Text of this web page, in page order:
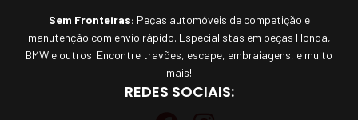
Sem Fronteiras: Peças automóveis de competição e
manutenção com envio rápido. Especialistas em peças Honda,
BMW e outros. Encontre travões, escape, embraiagens, e muito
mais!
REDES SOCIAIS: